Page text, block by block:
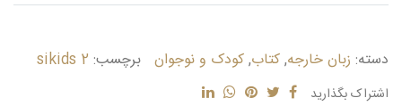
دسته: زبان خارجه,کتاب,کودک و نوجوان برچسب: sikids 2
اشتراک بگذارید